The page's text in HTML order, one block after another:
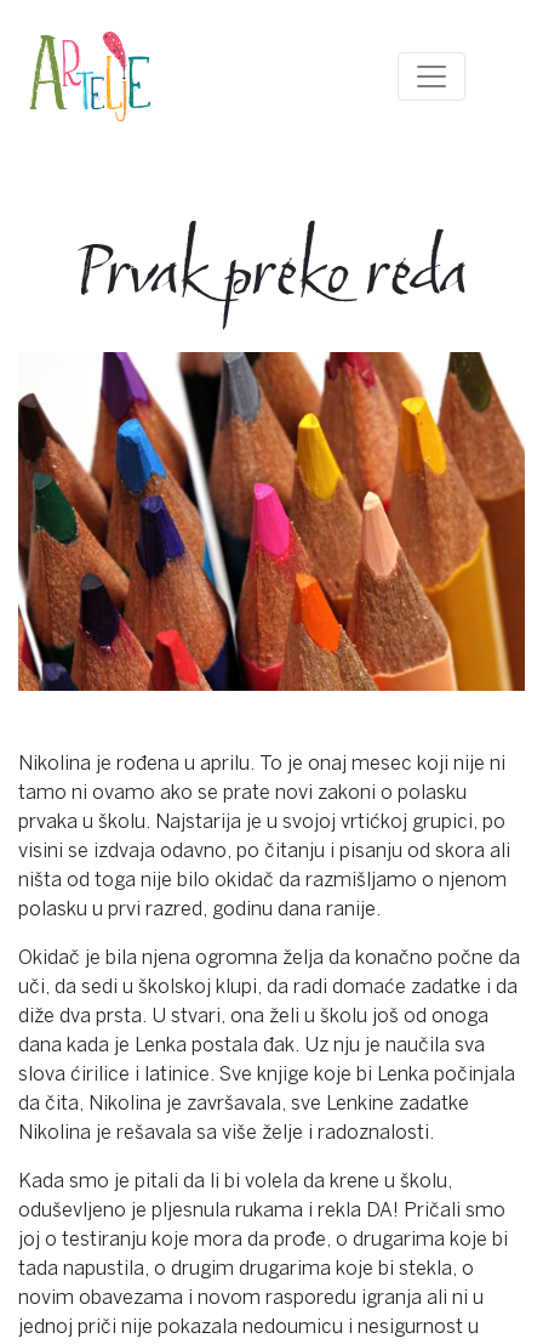
Prvak preko reda
Nikolina je rođena u aprilu. To je onaj mesec koji nije ni
tamo ni ovamo ako se prate novi zakoni o polasku
prvaka u školu. Najstarija je u svojoj vrtićkoj grupici, po
visini se izdvaja odavno, po čitanju i pisanju od skora ali
ništa od toga nije bilo okidač da razmišljamo o njenom
polasku u prvi razred, godinu dana ranije.
Okidač je bila njena ogromna želja da konačno počne da
uči, da sedi u školskoj klupi, da radi domaće zadatke i da
diže dva prsta. U stvari, ona želi u školu još od onoga
dana kada je Lenka postala đak. Uz nju je naučila sva
slova ćirilice i latinice. Sve knjige koje bi Lenka počinjala
da čita, Nikolina je završavala, sve Lenkine zadatke
Nikolina je rešavala sa više želje i radoznalosti.
Kada smo je pitali da li bi volela da krene u školu,
oduševljeno je pljesnula rukama i rekla DA! Pričali smo
joj o testiranju koje mora da prođe, o drugarima koje bi
tada napustila, o drugim drugarima koje bi stekla, o
novim obavezama i novom rasporedu igranja ali ni u
jednoj priči nije pokazala nedoumicu i nesigurnost u